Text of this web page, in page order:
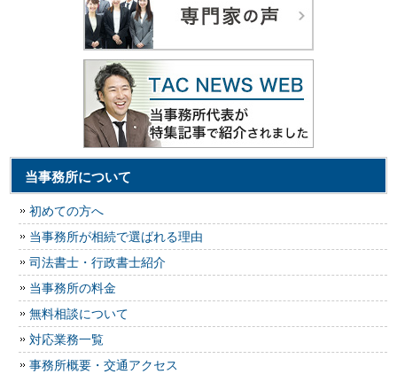
当事務所について
初めての方へ
当事務所が相続で選ばれる理由
司法書士・行政書士紹介
当事務所の料金
無料相談について
対応業務一覧
事務所概要・交通アクセス